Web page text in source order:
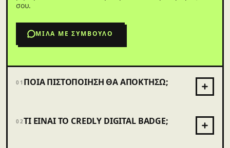
σου.
ΜΊΛΑ ΜΕ ΣΎΜΒΟΥΛΟ
01 ΠΟΙΑ ΠΙΣΤΟΠΟΊΗΣΗ ΘΑ ΑΠΟΚΤΉΣΩ;
02ΤΙ ΕΊΝΑΙ ΤΟ CREDLY DIGITAL BADGE;